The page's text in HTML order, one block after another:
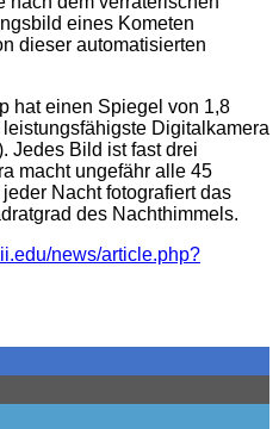
eines Kometen
dieser automatisierten
hat einen Spiegel von 1,8
Digitalkamera
Jedes Bild ist fast drei
macht ungefähr alle 45
Nacht fotografiert das
des Nachthimmels.
news/article.php?